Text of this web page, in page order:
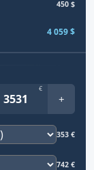
450 $
4 059 $
€
+
353 €
742 €